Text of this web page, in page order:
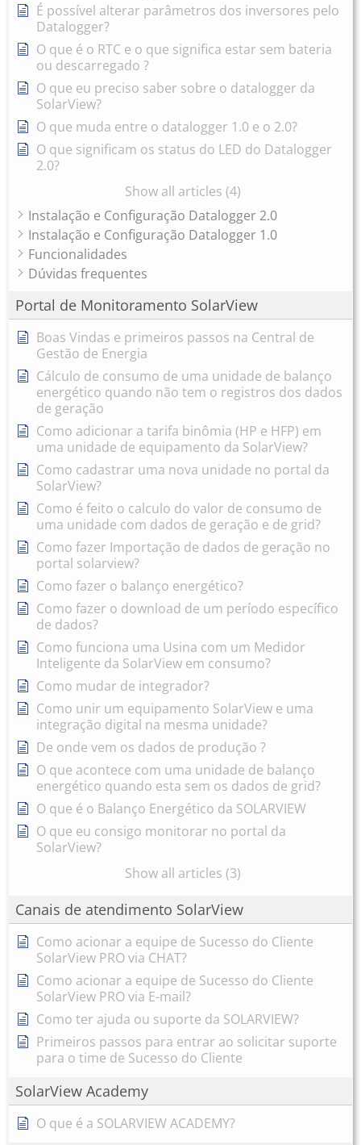
É possível alterar parâmetros dos inversores pelo
Datalogger?
O que é o RTC e o que significa estar sem bateria
ou descarregado ?
O que eu preciso saber sobre o datalogger da
SolarView?
O que muda entre o datalogger 1.0 e o 2.0?
O que significam os status do LED do Datalogger
2.0?
Show all articles (4)
Instalação e Configuração Datalogger 2.0
Instalação e Configuração Datalogger 1.0
Funcionalidades
Dúvidas frequentes
Portal de Monitoramento SolarView
Boas Vindas e primeiros passos na Central de
Gestão de Energia
Cálculo de consumo de uma unidade de balanço
energético quando não tem o registros dos dados
de geração
Como adicionar a tarifa binômia (HP e HFP) em
uma unidade de equipamento da SolarView?
Como cadastrar uma nova unidade no portal da
SolarView?
Como é feito o calculo do valor de consumo de
uma unidade com dados de geração e de grid?
Como fazer Importação de dados de geração no
portal solarview?
Como fazer o balanço energético?
Como fazer o download de um período específico
de dados?
Como funciona uma Usina com um Medidor
Inteligente da SolarView em consumo?
Como mudar de integrador?
Como unir um equipamento SolarView e uma
integração digital na mesma unidade?
De onde vem os dados de produção ?
O que acontece com uma unidade de balanço
energético quando esta sem os dados de grid?
O que é o Balanço Energético da SOLARVIEW
O que eu consigo monitorar no portal da
SolarView?
Show all articles (3)
Canais de atendimento SolarView
Como acionar a equipe de Sucesso do Cliente
SolarView PRO via CHAT?
Como acionar a equipe de Sucesso do Cliente
SolarView PRO via E-mail?
Como ter ajuda ou suporte da SOLARVIEW?
Primeiros passos para entrar ao solicitar suporte
para o time de Sucesso do Cliente
SolarView Academy
O que é a SOLARVIEW ACADEMY?